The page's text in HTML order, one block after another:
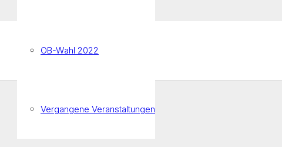
OB-Wahl 2022
Vergangene Veranstaltungen